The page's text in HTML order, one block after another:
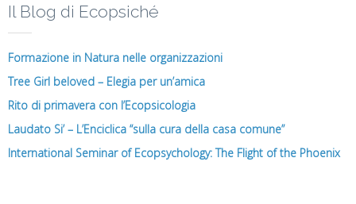
Il Blog di Ecopsiché
Formazione in Natura nelle organizzazioni
Tree Girl beloved – Elegia per un’amica
Rito di primavera con l’Ecopsicologia
Laudato Si’ – L’Enciclica “sulla cura della casa comune”
International Seminar of Ecopsychology: The Flight of the Phoenix